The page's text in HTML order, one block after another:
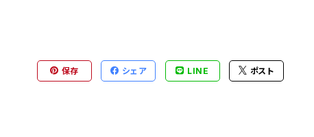
保存 シェア LINE ポスト